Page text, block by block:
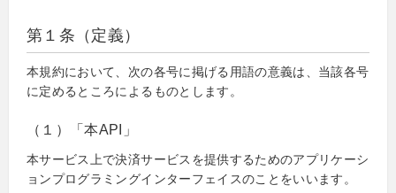
第１条（定義）
本規約において、次の各号に掲げる用語の意義は、当該各号
に定めるところによるものとします。
（１）「本API」
本サービス上で決済サービスを提供するためのアプリケーシ
ョンプログラミングインターフェイスのことをいいます。